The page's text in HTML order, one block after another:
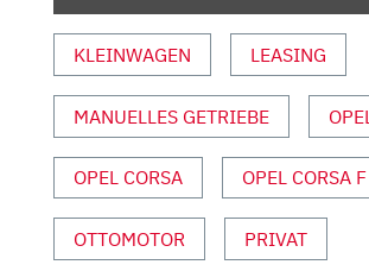
VORSTELLUNG
MIT
SEBASTIAN
FRIEMEL“
YOUTUBE
ANZEIGEN
KLEINWAGEN LEASING
MANUELLES GETRIEBE OPEL
OPEL CORSA OPEL CORSA F
OTTOMOTOR PRIVAT